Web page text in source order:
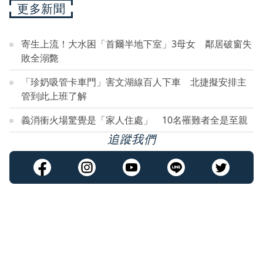
更多新聞
寄生上流！大水困「首爾半地下室」3母女 鄰居破窗失
敗全溺斃
「珍奶吸管卡車門」害文湖線百人下車 北捷擬安排主
管到此上班了解
義消衝火場驚覺是「家人住處」 10名罹難者全是至親
追蹤我們